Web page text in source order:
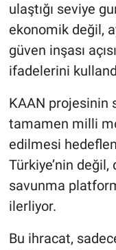
ulaştığı seviye
ekonomik değil,
güven inşası
ifadelerini
KAAN projesinin
tamamen milli
edilmesi
Türkiye’nin değil,
savunma
ilerliyor.
Bu ihracat,